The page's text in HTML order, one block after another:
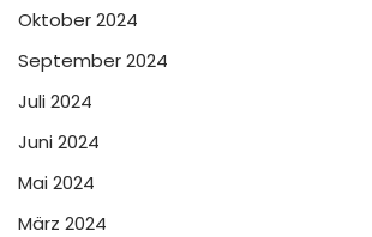
Oktober 2024
September 2024
Juli 2024
Juni 2024
Mai 2024
März 2024